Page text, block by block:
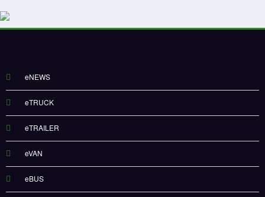
eNEWS
eTRUCK
eTRAILER
eVAN
eBUS